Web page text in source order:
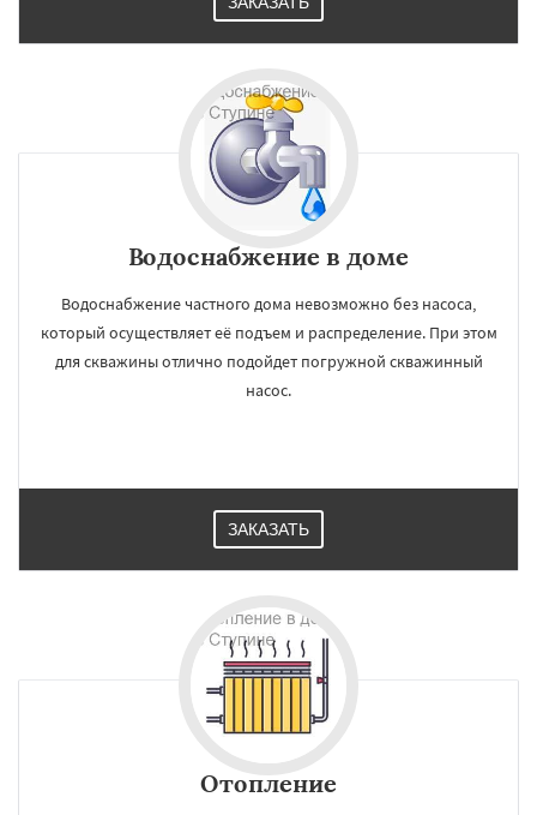
Водоснабжение в доме
Водоснабжение частного дома невозможно без насоса,
который осуществляет её подъем и распределение. При этом
для скважины отлично подойдет погружной скважинный
насос.
ЗАКАЗАТЬ
Отопление